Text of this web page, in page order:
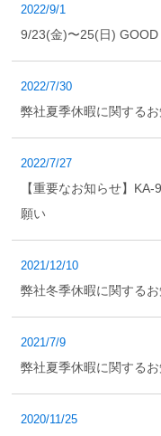
2022/9/1
9/23(金)〜25(日)
2022/7/30
弊社夏季休暇に関する
2022/7/27
【重要なお知らせ】
願い
2021/12/10
弊社冬季休暇に関する
2021/7/9
弊社夏季休暇に関する
2020/11/25